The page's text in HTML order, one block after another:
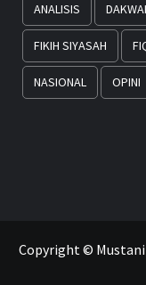
ANALISIS
FIKIH SIYASAH
NASIONAL OPINI
Copyright ©